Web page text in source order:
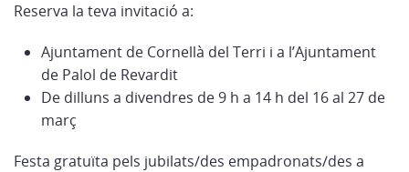
Reserva la teva invitació a:
Ajuntament de Cornellà del Terri i a l’Ajuntament
de Palol de Revardit
De dilluns a divendres de 9 h a 14 h del 16 al 27 de
març
Festa gratuïta pels jubilats/des empadronats/des a